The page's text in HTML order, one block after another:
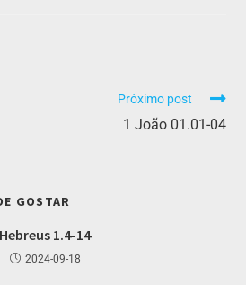
Próximo post
1 João 01.01-04
GOSTAR
Hebreus 1.4-14
2024-09-18